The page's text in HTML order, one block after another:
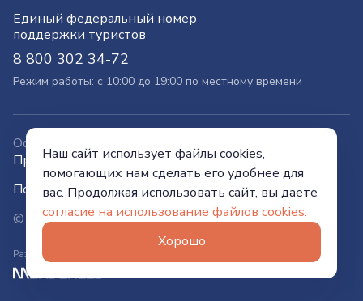
Единый федеральный номер
поддержки туристов
8 800 302 34-72
Режим работы: с 10:00 до 19:00 по местному времени
Официальный сайт
Правительства Тюменской области
Политика конфиденциальности
© Visit Tyumen, 2026
Разработано в
Наш сайт использует файлы cookies,
помогающих нам сделать его удобнее для
вас. Продолжая использовать сайт, вы даете
согласие на использование файлов cookies.
Хорошо